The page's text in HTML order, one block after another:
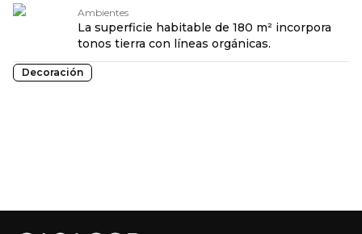
Ambientes
La superficie habitable de 180 m² incorpora
tonos tierra con líneas orgánicas.
Decoración